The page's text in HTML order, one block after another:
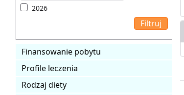
2026
Finansowanie pobytu
Profile leczenia
Rodzaj diety